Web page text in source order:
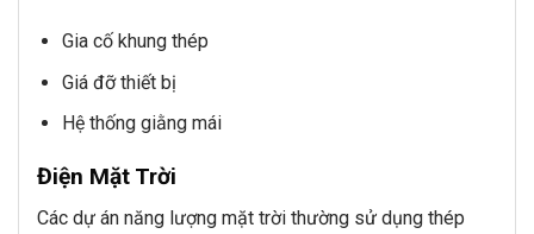
Gia cố khung thép
Giá đỡ thiết bị
Hệ thống giằng mái
Điện Mặt Trời
Các dự án năng lượng mặt trời thường sử dụng thép